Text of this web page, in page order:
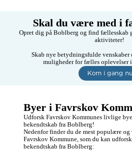
Skal du være med i
Opret dig på Boblberg og find fællesskab
aktiviteter!
Skab nye betydningsfulde venskaber
muligheder for fælles oplevelser
Kom i gang nu
Byer i Favrskov
Udforsk Favrskov Kommunes livlige
bekendtskab fra Boblberg!
Nedenfor finder du de mest populære
Favrskov Kommune, som du kan
bekendtskab fra Boblberg: